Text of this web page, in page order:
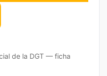
de la DGT — ficha